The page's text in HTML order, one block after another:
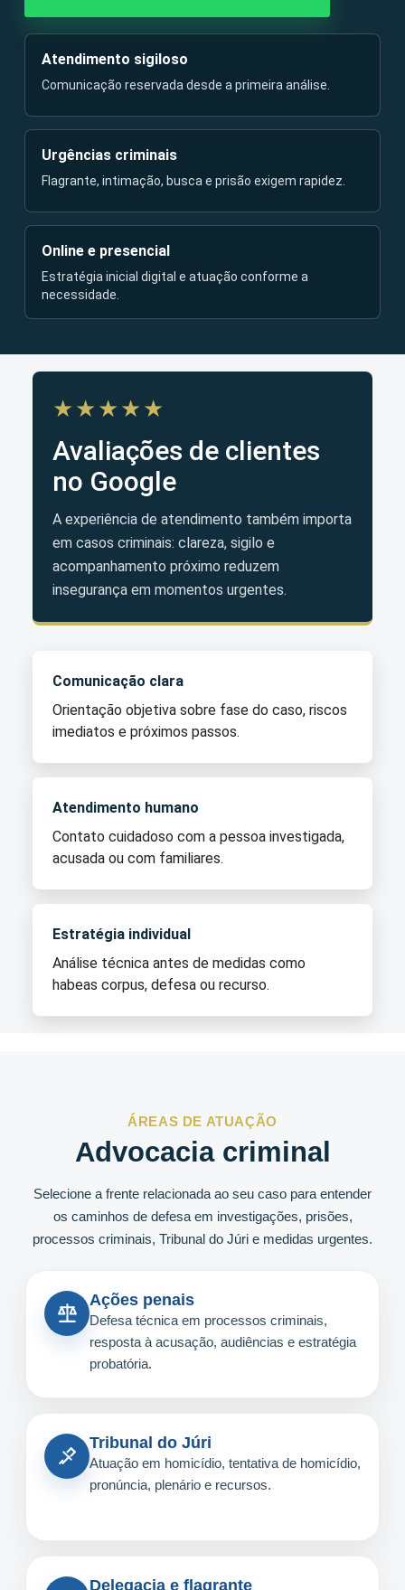
Atendimento sigiloso
Comunicação reservada desde a primeira análise.
Urgências criminais
Flagrante, intimação, busca e prisão exigem rapidez.
Online e presencial
Estratégia inicial digital e atuação conforme a
necessidade.
★★★★★
Avaliações de clientes
no Google
A experiência de atendimento também importa
em casos criminais: clareza, sigilo e
acompanhamento próximo reduzem
insegurança em momentos urgentes.
Comunicação clara
Orientação objetiva sobre fase do caso, riscos
imediatos e próximos passos.
Atendimento humano
Contato cuidadoso com a pessoa investigada,
acusada ou com familiares.
Estratégia individual
Análise técnica antes de medidas como
habeas corpus, defesa ou recurso.
ÁREAS DE ATUAÇÃO
Advocacia criminal
Selecione a frente relacionada ao seu caso para entender
os caminhos de defesa em investigações, prisões,
processos criminais, Tribunal do Júri e medidas urgentes.
Ações penais
Defesa técnica em processos criminais,
resposta à acusação, audiências e estratégia
probatória.
Tribunal do Júri
Atuação em homicídio, tentativa de homicídio,
pronúncia, plenário e recursos.
Delegacia e flagrante